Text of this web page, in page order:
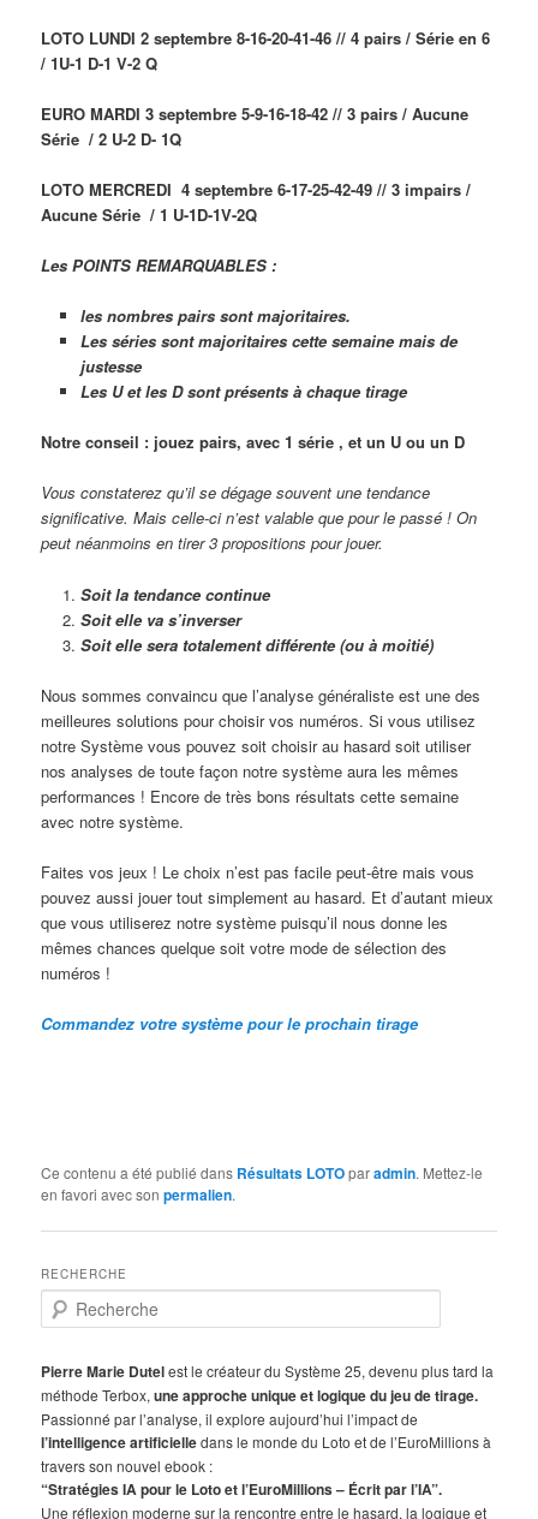
LOTO LUNDI 2 septembre 8-16-20-41-46 // 4 pairs / Série en 6
/ 1U-1 D-1 V-2 Q
EURO MARDI 3 septembre 5-9-16-18-42 // 3 pairs / Aucune
Série / 2 U-2 D- 1Q
LOTO MERCREDI 4 septembre 6-17-25-42-49 // 3 impairs /
Aucune Série / 1 U-1D-1V-2Q
Les POINTS REMARQUABLES :
les nombres pairs sont majoritaires.
Les séries sont majoritaires cette semaine mais de
justesse
Les U et les D sont présents à chaque tirage
Notre conseil : jouez pairs, avec 1 série , et un U ou un D
Vous constaterez qu’il se dégage souvent une tendance
significative. Mais celle-ci n’est valable que pour le passé ! On
peut néanmoins en tirer 3 propositions pour jouer.
Soit la tendance continue
Soit elle va s’inverser
Soit elle sera totalement différente (ou à moitié)
Nous sommes convaincu que l’analyse généraliste est une des
meilleures solutions pour choisir vos numéros. Si vous utilisez
notre Système vous pouvez soit choisir au hasard soit utiliser
nos analyses de toute façon notre système aura les mêmes
performances ! Encore de très bons résultats cette semaine
avec notre système.
Faites vos jeux ! Le choix n’est pas facile peut-être mais vous
pouvez aussi jouer tout simplement au hasard. Et d’autant mieux
que vous utiliserez notre système puisqu’il nous donne les
mêmes chances quelque soit votre mode de sélection des
numéros !
Commandez votre système pour le prochain tirage
Ce contenu a été publié dans Résultats LOTOparadmin. Mettez-le
en favori avec sonpermalien.
RECHERCHE
e
h
e
r
c
h
e
Pierre Marie Dutelest le créateur du Système 25, devenu plus tard la
méthode Terbox,une approche unique et logique du jeu de tirage.
Passionné par l’analyse, il explore aujourd’hui l’impact de
l’intelligence artificielledans le monde du Loto et de l’EuroMillions à
travers son nouvel ebook :
“Stratégies IA pour le Loto et l’EuroMillions – Écrit par l’IA”.
Une réflexion moderne sur la rencontre entre le hasard, la logique et